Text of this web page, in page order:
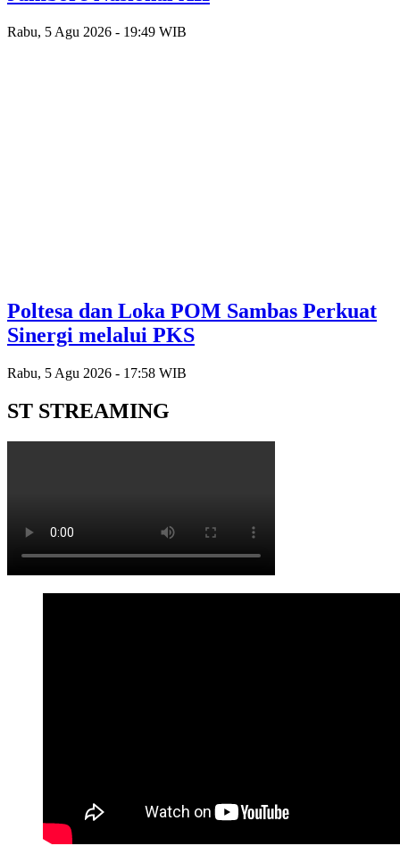
Rabu, 5 Agu 2026 - 19:49 WIB
Poltesa dan Loka POM Sambas Perkuat
Sinergi melalui PKS
Rabu, 5 Agu 2026 - 17:58 WIB
ST STREAMING